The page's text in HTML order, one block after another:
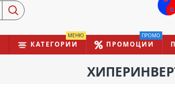
КАТЕГОРИИ
МЕНЮ
ПРОМОЦИИ
ПРОМО